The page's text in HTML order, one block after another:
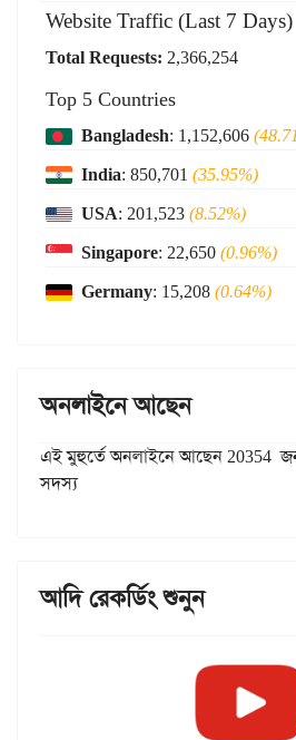
Website Traffic (Last 7 Days)
Total Requests: 2,366,254
Top 5 Countries
Bangladesh: 1,152,606
India: 850,701 (35.95%)
USA: 201,523(8.52%)
Singapore: 22,650(0.96%)
Germany: 15,208(0.64%)
অনলাইনে আছেন
এই মুহুর্তে অনলাইনে আছেন 20354
সদস্য
আদি রেকর্ডিং শুনুন